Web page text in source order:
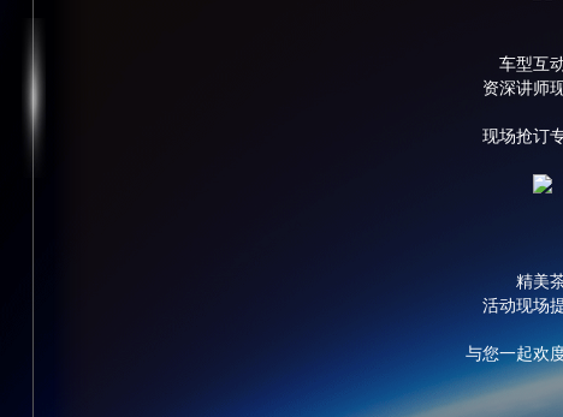
车型互
资深讲师
现场抢订
精美
活动现场
与您一起欢